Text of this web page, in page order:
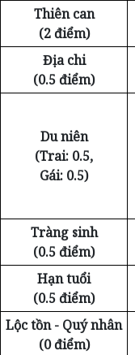
Thiên can
(2 điểm)
Địa chi
(0.5 điểm)
Du niên
(Trai: 0.5,
Gái: 0.5)
Tràng sinh
(0.5 điểm)
Hạn tuổi
(0.5 điểm)
Lộc tồn - Quý nhân
(0 điểm)